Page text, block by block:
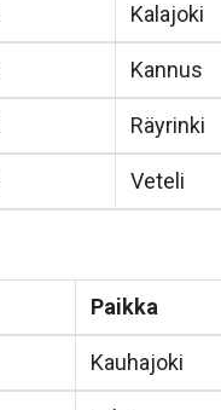
Kalajoki
Kannus
Räyrinki
Veteli
Paikka
Kauhajoki